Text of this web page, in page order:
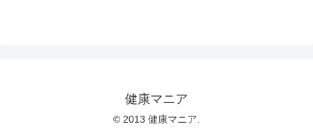
健康マニア
© 2013 健康マニア.